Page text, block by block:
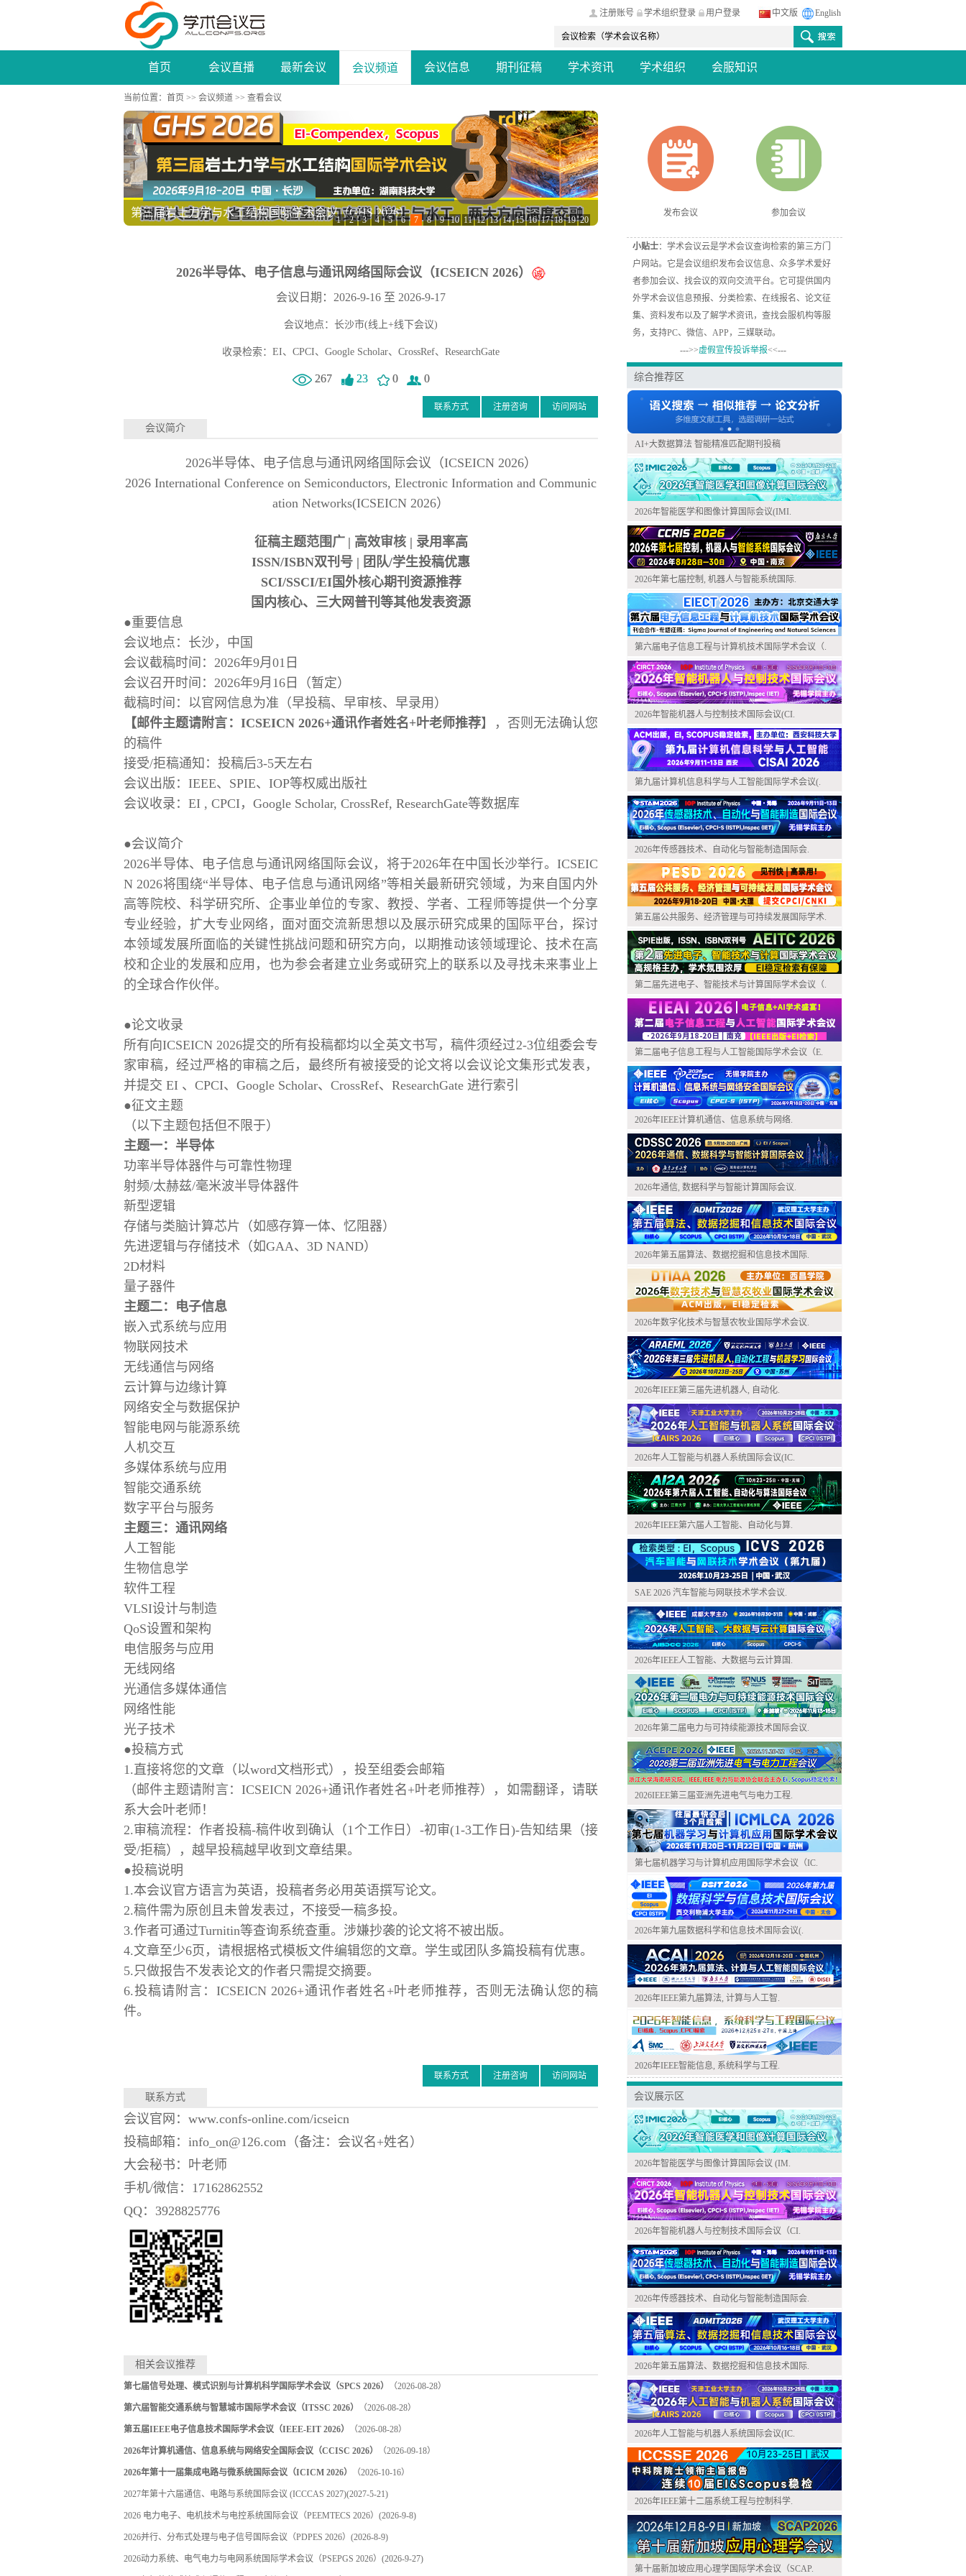
中文版 English
注册账号 学术组织登录 用户登录
首页 会议直播 最新会议 会议频道 会议信息 期刊征稿 学术资讯 学术组织 会服知识
当前位置： 首页 >> 会议频道 >> 查看会议
第三届岩土力学与水工结构国际学术会议（GHS 2026）
1 2 3 4 5 6 7 8 9 10 11 12 13 14 15 16 17 18 19 20
2026半导体、电子信息与通讯网络国际会议（ICSEICN 2026）
会议日期：2026-9-16 至 2026-9-17
会议地点：长沙市(线上+线下会议)
收录检索：EI、CPCI、Google Scholar、CrossRef、ResearchGate
267 23 0 0
访问网站
注册咨询
联系方式
会议简介
2026半导体、电子信息与通讯网络国际会议（ICSEICN 2026）
2026 International Conference on Semiconductors, Electronic Information and Communic
ation Networks(ICSEICN 2026）
征稿主题范围广 | 高效审核 | 录用率高
ISSN/ISBN双刊号 | 团队/学生投稿优惠
SCI/SSCI/EI国外核心期刊资源推荐
国内核心、三大网普刊等其他发表资源
●重要信息
会议地点：长沙，中国
会议截稿时间： 2026年9月01日
会议召开时间： 2026年9月16日（暂定）
截稿时间：以官网信息为准（早投稿、早审核、早录用）
【邮件主题请附言：ICSEICN 2026+通讯作者姓名+叶老师推荐】，否则无法确认您
的稿件
接受/拒稿通知：投稿后3-5天左右
会议出版： IEEE、SPIE、IOP等权威出版社
会议收录： EI , CPCI，Google Scholar, CrossRef, ResearchGate等数据库
●会议简介
2026半导体、电子信息与通讯网络国际会议，将于2026年在中国长沙举行。ICSEIC
N 2026将围绕“半导体、电子信息与通讯网络”等相关最新研究领域，为来自国内外
高等院校、科学研究所、企事业单位的专家、教授、学者、工程师等提供一个分享
专业经验，扩大专业网络，面对面交流新思想以及展示研究成果的国际平台，探讨
本领域发展所面临的关键性挑战问题和研究方向，以期推动该领域理论、技术在高
校和企业的发展和应用，也为参会者建立业务或研究上的联系以及寻找未来事业上
的全球合作伙伴。
●论文收录
所有向ICSEICN 2026提交的所有投稿都均以全英文书写，稿件须经过2-3位组委会专
家审稿，经过严格的审稿之后，最终所有被接受的论文将以会议论文集形式发表，
并提交 EI 、CPCI、Google Scholar、CrossRef、ResearchGate 进行索引
●征文主题
（以下主题包括但不限于）
主题一：半导体
功率半导体器件与可靠性物理
射频/太赫兹/毫米波半导体器件
新型逻辑
存储与类脑计算芯片（如感存算一体、忆阻器）
先进逻辑与存储技术（如GAA、3D NAND）
2D材料
量子器件
主题二：电子信息
嵌入式系统与应用
物联网技术
无线通信与网络
云计算与边缘计算
网络安全与数据保护
智能电网与能源系统
人机交互
多媒体系统与应用
智能交通系统
数字平台与服务
主题三：通讯网络
人工智能
生物信息学
软件工程
VLSI设计与制造
QoS设置和架构
电信服务与应用
无线网络
光通信多媒体通信
网络性能
光子技术
●投稿方式
1.直接将您的文章（以word文档形式），投至组委会邮箱
（邮件主题请附言：ICSEICN 2026+通讯作者姓名+叶老师推荐），如需翻译，请联
系大会叶老师！
2.审稿流程：作者投稿-稿件收到确认（1个工作日）-初审(1-3工作日)-告知结果（接
受/拒稿），越早投稿越早收到文章结果。
●投稿说明
1.本会议官方语言为英语，投稿者务必用英语撰写论文。
2.稿件需为原创且未曾发表过，不接受一稿多投。
3.作者可通过Turnitin等查询系统查重。涉嫌抄袭的论文将不被出版。
4.文章至少6页，请根据格式模板文件编辑您的文章。学生或团队多篇投稿有优惠。
5.只做报告不发表论文的作者只需提交摘要。
6.投稿请附言：ICSEICN 2026+通讯作者姓名+叶老师推荐，否则无法确认您的稿
件。
访问网站
注册咨询
联系方式
联系方式
会议官网：www.confs-online.com/icseicn
投稿邮箱：info_on@126.com（备注：会议名+姓名）
大会秘书：叶老师
手机/微信：17162862552
QQ：3928825776
相关会议推荐
第七届信号处理、模式识别与计算机科学国际学术会议（SPCS 2026） （2026-08-28）
第六届智能交通系统与智慧城市国际学术会议（ITSSC 2026） （2026-08-28）
第五届IEEE电子信息技术国际学术会议（IEEE-EIT 2026） （2026-08-28）
2026年计算机通信、信息系统与网络安全国际会议（CCISC 2026） （2026-09-18）
2026年第十一届集成电路与微系统国际会议（ICICM 2026） （2026-10-16）
2027年第十六届通信、电路与系统国际会议 (ICCCAS 2027)(2027-5-21)
2026 电力电子、电机技术与电控系统国际会议（PEEMTECS 2026） (2026-9-8)
2026并行、分布式处理与电子信号国际会议（PDPES 2026） (2026-8-9)
2026动力系统、电气电力与电网系统国际学术会议（PSEPGS 2026） (2026-9-27)
发布会议 参加会议
小贴士：学术会议云是学术会议查询检索的第三方门
户网站。它是会议组织发布会议信息、众多学术爱好
者参加会议、找会议的双向交流平台。它可提供国内
外学术会议信息预报、分类检索、在线报名、论文征
集、资料发布以及了解学术资讯，查找会服机构等服
务，支持PC、微信、APP，三媒联动。
--->>虚假宣传投诉举报<<---
综合推荐区
AI+大数据算法 智能精准匹配期刊投稿
2026年智能医学和图像计算国际会议(IMI.
2026年第七届控制, 机器人与智能系统国际.
第六届电子信息工程与计算机技术国际学术会议（.
2026年智能机器人与控制技术国际会议(CI.
第九届计算机信息科学与人工智能国际学术会议(.
2026年传感器技术、自动化与智能制造国际会.
第五届公共服务、经济管理与可持续发展国际学术.
第二届先进电子、智能技术与计算国际学术会议（.
第二届电子信息工程与人工智能国际学术会议（E.
2026年IEEE计算机通信、信息系统与网络.
2026年通信, 数据科学与智能计算国际会议.
2026年第五届算法、数据挖掘和信息技术国际.
2026年数字化技术与智慧农牧业国际学术会议.
2026年IEEE第三届先进机器人, 自动化.
2026年人工智能与机器人系统国际会议(IC.
2026年IEEE第六届人工智能、自动化与算.
SAE 2026 汽车智能与网联技术学术会议.
2026年IEEE人工智能、大数据与云计算国.
2026年第二届电力与可持续能源技术国际会议.
2026IEEE第三届亚洲先进电气与电力工程.
第七届机器学习与计算机应用国际学术会议（IC.
2026年第九届数据科学和信息技术国际会议(.
2026年IEEE第九届算法, 计算与人工智.
2026年IEEE智能信息, 系统科学与工程.
会议展示区
2026年智能医学与图像计算国际会议 (IM.
2026年智能机器人与控制技术国际会议（CI.
2026年传感器技术、自动化与智能制造国际会.
2026年第五届算法、数据挖掘和信息技术国际.
2026年人工智能与机器人系统国际会议(IC.
2026年IEEE第十二届系统工程与控制科学.
第十届新加坡应用心理学国际学术会议（SCAP.